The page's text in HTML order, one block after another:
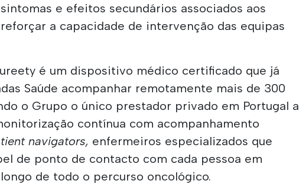
e efeitos secundários associados aos
a capacidade de intervenção das equipas
é um dispositivo médico certificado que já
Saúde acompanhar remotamente mais de 300
o Grupo o único prestador privado em Portugal a
contínua com acompanhamento
navigators, enfermeiros especializados que
de ponto de contacto com cada pessoa em
de todo o percurso oncológico.